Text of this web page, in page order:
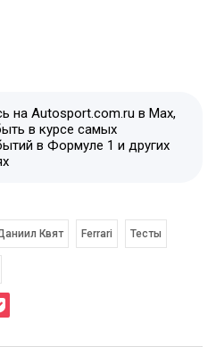
на Autosport.com.ru в Max,
в курсе самых
в Формуле 1 и других
Квят Ferrari Тесты